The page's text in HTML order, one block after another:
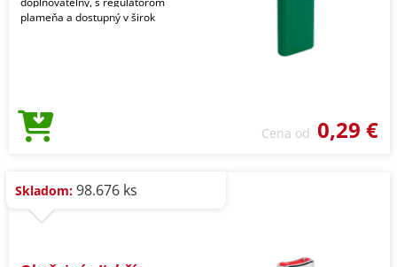
plameňa a dostupný v širok
Cena od 0,29 €
Skladom: 98.676 ks